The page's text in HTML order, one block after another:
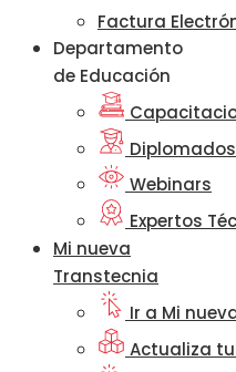
Factura
Departamento
de Educación
Diplomados
Webinars
Expertos
Mi nueva
Transtecnia
Ir a Mi
Actualiza